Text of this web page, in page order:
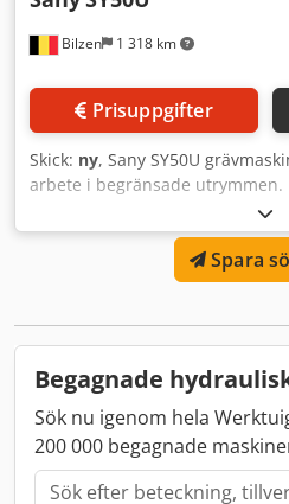
Bilzen 1 318 km
Prisuppgifter
Skick: ny, Sany SY50U
arbete i begränsade utrymmen.
konstruktionen och de utmärkta
prestandaspecifikationerna gör
alla mark- och
motor - Effektivt och kraftfullt
instrument och stor högupplöst
Spara
Begagnade
Sök nu igenom hela
200 000 begagnade